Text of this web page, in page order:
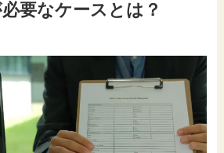
要なケースとは？